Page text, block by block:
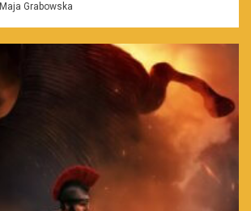
Maja Grabowska